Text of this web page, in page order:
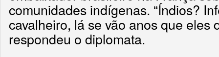
comunidades indígenas. “Índios?
cavalheiro, lá se vão anos que eles
respondeu o diplomata.